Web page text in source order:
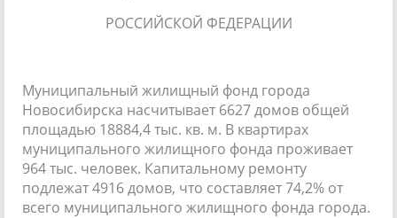
РОССИЙСКОЙ ФЕДЕРАЦИИ
Муниципальный жилищный фонд города
Новосибирска насчитывает 6627 домов общей
площадью 18884,4 тыс. кв. м. В квартирах
муниципального жилищного фонда проживает
964 тыс. человек. Капитальному ремонту
подлежат 4916 домов, что составляет 74,2% от
всего муниципального жилищного фонда города.